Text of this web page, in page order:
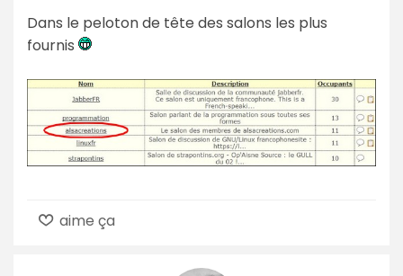
Dans le peloton de tête des salons les plus
fournis
aime ça